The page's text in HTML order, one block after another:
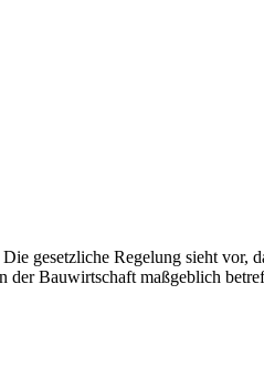
gesetzliche Regelung sieht vor,
Bauwirtschaft maßgeblich